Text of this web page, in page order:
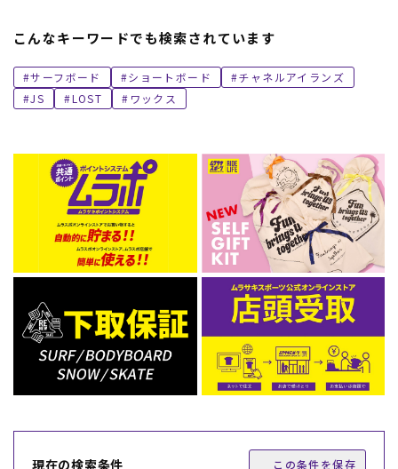
ムラサキスポーツ 公式アプリ
ポイント・クーポンもこのアプリで！
こんなキーワードでも検索されています
サーフボード ショートボード
チャネルアイランズ
JS
LOST ワックス
現在の検索条件 この条件を保存